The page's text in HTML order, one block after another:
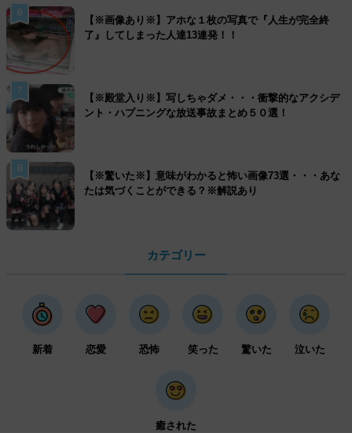
6
【※画像あり※】アホな１枚の写真で『人生が完全終
了』してしまった人達13連発！！
7
【※殿堂入り※】写しちゃダメ・・・衝撃的なアクシデ
ント・ハプニングな放送事故まとめ５０選！
8
【※驚いた※】意味がわかると怖い画像73選・・・あな
たは気づくことができる？※解説あり
カテゴリー
新着 恋愛 恐怖 笑った 驚いた 泣いた
癒された